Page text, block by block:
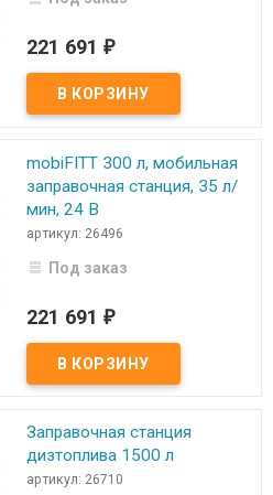
221 691 ₽
mobiFITT 300 л, мобильная
заправочная станция, 35 л/
мин, 24 В
артикул: 26496
Под заказ
221 691 ₽
Заправочная станция
дизтоплива 1500 л
артикул: 26710